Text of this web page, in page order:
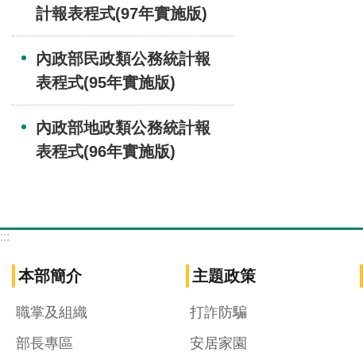
計報表程式(97年實施版)
內政部民政類公務統計報
表程式(95年實施版)
內政部地政類公務統計報
表程式(96年實施版)
:::
本部簡介
職掌及組織
部長專區
主題政策
打詐防騙
安居家園